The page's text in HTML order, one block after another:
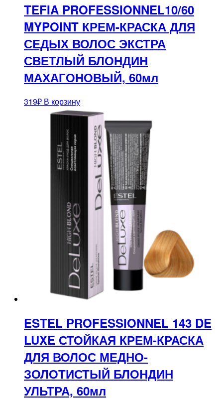
TEFIA PROFESSIONNEL10/60
MYPOINT КРЕМ-КРАСКА ДЛЯ
СЕДЫХ ВОЛОС ЭКСТРА
СВЕТЛЫЙ БЛОНДИН
МАХАГОНОВЫЙ, 60мл
319₽ В корзину
ESTEL PROFESSIONNEL 143 DE
LUXE СТОЙКАЯ КРЕМ-КРАСКА
ДЛЯ ВОЛОС МЕДНО-
ЗОЛОТИСТЫЙ БЛОНДИН
УЛЬТРА, 60мл